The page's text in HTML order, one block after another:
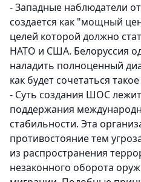
- Западные наблюдатели
создается как "мощный
целей которой должно
НАТО и США. Белоруссия
наладить полноценный
как будет сочетаться
- Суть создания ШОС
поддержания
стабильности. Эта
противостояние тем
из распространения
незаконного оборота